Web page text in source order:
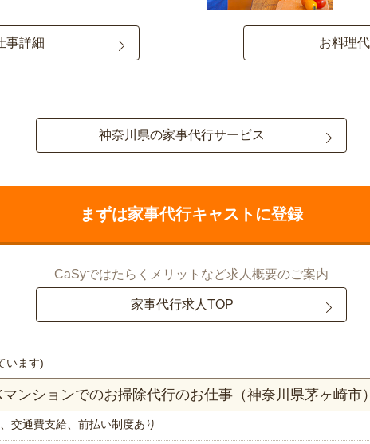
事詳細 お料理
神奈川県の家事代行サービス
まずは家事代行キャストに登録
CaSyではたらくメリットなど求人概要のご案内
家事代行求人TOP
います)
ンションでのお掃除代行のお仕事（神奈川県茅ヶ崎市
、交通費支給、前払い制度あり